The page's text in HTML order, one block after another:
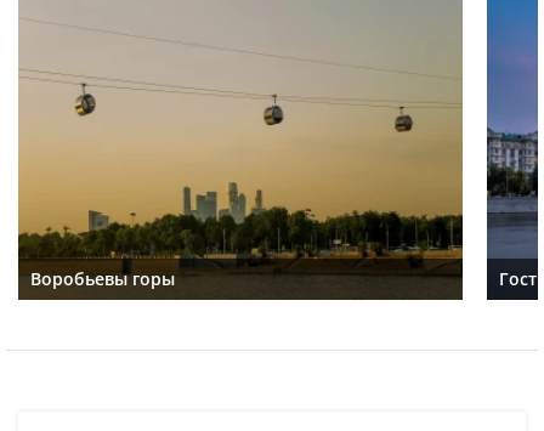
Воробьевы горы